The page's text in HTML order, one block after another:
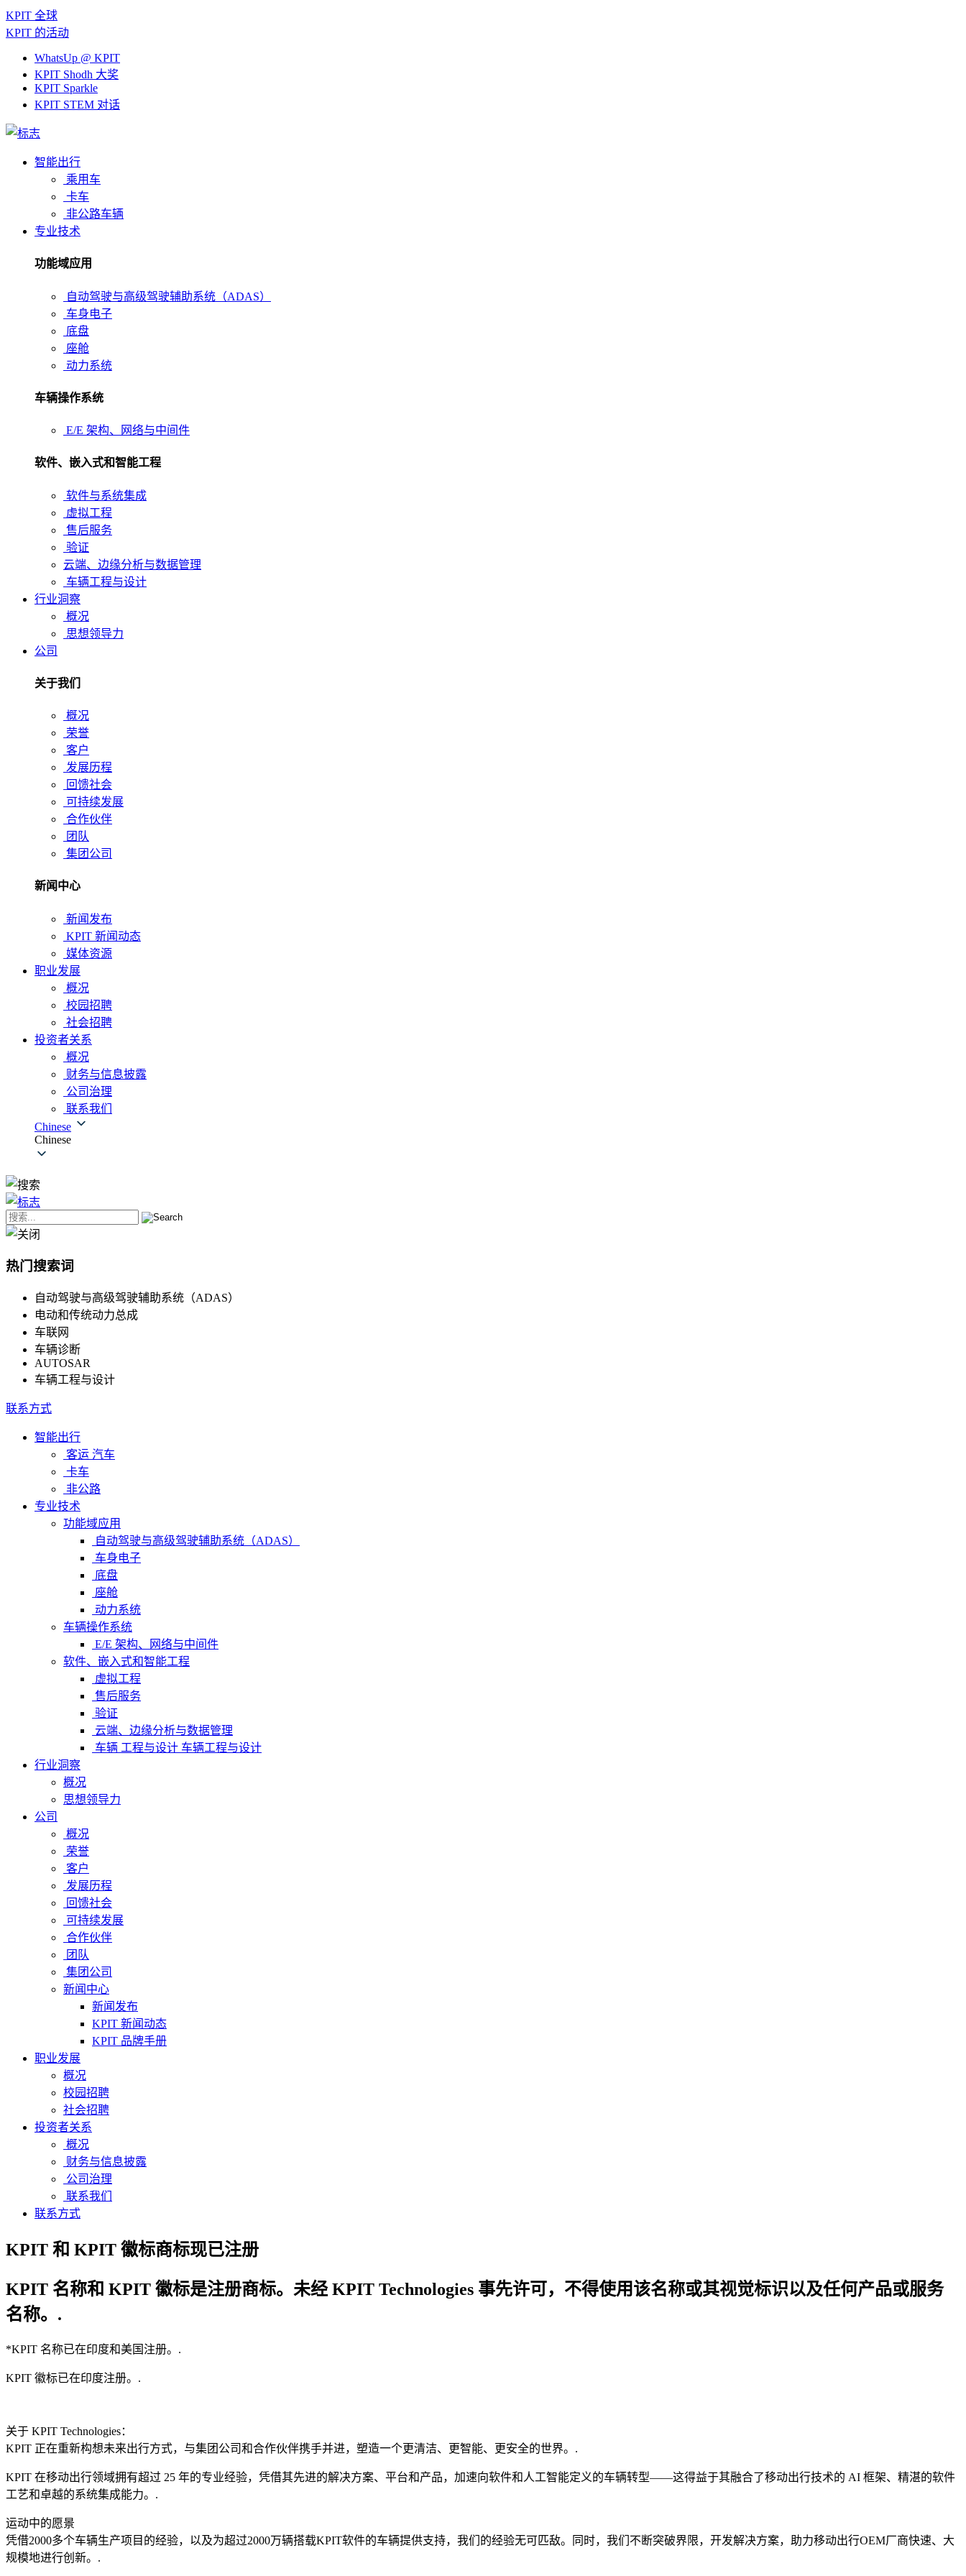
KPIT 全球
KPIT 的活动
WhatsUp @ KPIT
KPIT Shodh 大奖
KPIT Sparkle
KPIT STEM 对话
智能出行
乘用车
卡车
非公路车辆
专业技术
功能域应用
自动驾驶与高级驾驶辅助系统（ADAS）
车身电子
底盘
座舱
动力系统
车辆操作系统
E/E 架构、网络与中间件
软件、嵌入式和智能工程
软件与系统集成
虚拟工程
售后服务
验证
云端、边缘分析与数据管理
车辆工程与设计
行业洞察
概况
思想领导力
公司
关于我们
概况
荣誉
客户
发展历程
回馈社会
可持续发展
合作伙伴
团队
集团公司
新闻中心
新闻发布
KPIT 新闻动态
媒体资源
职业发展
概况
校园招聘
社会招聘
投资者关系
概况
财务与信息披露
公司治理
联系我们
Chinese
Chinese
热门搜索词
自动驾驶与高级驾驶辅助系统（ADAS）
电动和传统动力总成
车联网
车辆诊断
AUTOSAR
车辆工程与设计
联系方式
智能出行
客运 汽车
卡车
非公路
专业技术
功能域应用
自动驾驶与高级驾驶辅助系统（ADAS）
车身电子
底盘
座舱
动力系统
车辆操作系统
E/E 架构、网络与中间件
软件、嵌入式和智能工程
虚拟工程
售后服务
验证
云端、边缘分析与数据管理
车辆 工程与设计 车辆工程与设计
行业洞察
概况
思想领导力
公司
概况
荣誉
客户
发展历程
回馈社会
可持续发展
合作伙伴
团队
集团公司
新闻中心
新闻发布
KPIT 新闻动态
KPIT 品牌手册
职业发展
概况
校园招聘
社会招聘
投资者关系
概况
财务与信息披露
公司治理
联系我们
联系方式
KPIT 和 KPIT 徽标商标现已注册
KPIT 名称和 KPIT 徽标是注册商标。未经 KPIT Technologies 事先许可，不得使用该名称或其视觉标识以及任何产品或服务
名称。.
*KPIT 名称已在印度和美国注册。.
KPIT 徽标已在印度注册。.
关于 KPIT Technologies：
KPIT 正在重新构想未来出行方式，与集团公司和合作伙伴携手并进，塑造一个更清洁、更智能、更安全的世界。.
KPIT 在移动出行领域拥有超过 25 年的专业经验，凭借其先进的解决方案、平台和产品，加速向软件和人工智能定义的车辆转型——这得益于其融合了移动出行技术的 AI 框架、精湛的软件
工艺和卓越的系统集成能力。.
运动中的愿景
凭借2000多个车辆生产项目的经验，以及为超过2000万辆搭载KPIT软件的车辆提供支持，我们的经验无可匹敌。同时，我们不断突破界限，开发解决方案，助力移动出行OEM厂商快速、大
规模地进行创新。.